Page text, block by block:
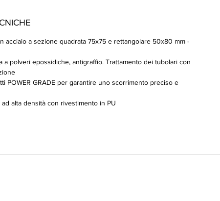
acciaio a sezione quadrata 75x75 e rettangolare 50x80 mm -
a polveri epossidiche, antigraffio. Trattamento dei tubolari con
POWER GRADE per garantire uno scorrimento preciso e
ad alta densità con rivestimento in PU